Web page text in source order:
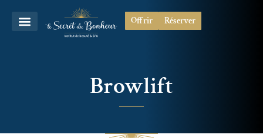
Offrir Réserver
Browlift